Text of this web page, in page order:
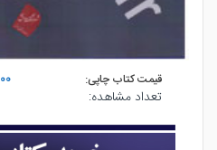
قیمت کتاب چاپی:
تعداد مشاهده: